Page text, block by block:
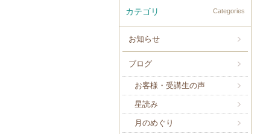
カテゴリ Categories
お知らせ
ブログ
お客様・受講生の声
星読み
月のめぐり